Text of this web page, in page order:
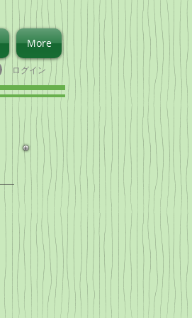
More
ログイン